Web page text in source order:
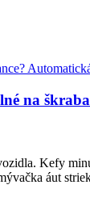
na
Kefy
áut